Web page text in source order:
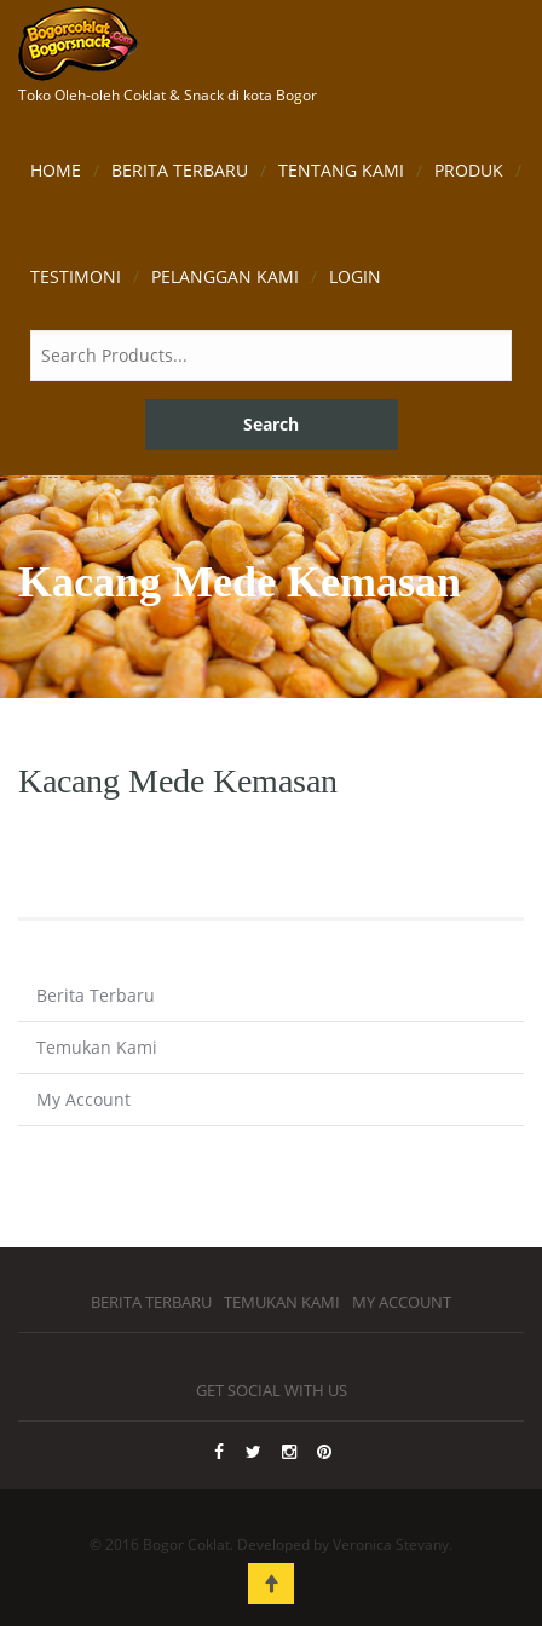
Toko Oleh-oleh Coklat & Snack di kota Bogor
HOME BERITA TERBARU TENTANG KAMI PRODUK
TESTIMONI PELANGGAN KAMI LOGIN
Kacang Mede Kemasan
Kacang Mede Kemasan
Berita Terbaru
Temukan Kami
My Account
BERITA TERBARU TEMUKAN KAMI MY ACCOUNT
GET SOCIAL WITH US
© 2016 Bogor Coklat. Developed by Veronica Stevany.